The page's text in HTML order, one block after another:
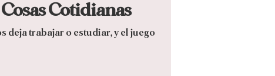
Cotidianas
deja trabajar o estudiar, y el juego